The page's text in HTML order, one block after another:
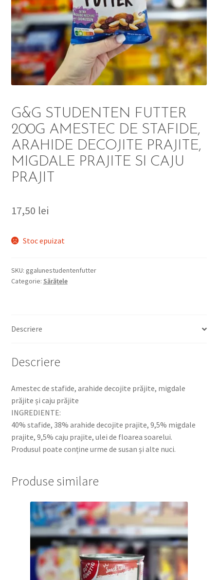
DETERGENT
SOLUȚII CURĂȚENIE
ÎNGRIJIRE
PERSONALĂ
TROLERE
ARTICOLE VOIAJ
G&G STUDENTEN FUTTER
200G AMESTEC DE STAFIDE,
ARAHIDE DECOJITE PRAJITE,
MIGDALE PRAJITE SI CAJU
PRAJIT
17,50 lei
Stoc epuizat
SKU: ggalunestudentenfutter
Categorie: Sărăţele
Descriere
Descriere
Amestec de stafide, arahide decojite prăjite, migdale
prăjite și caju prăjite
INGREDIENTE:
40% stafide, 38% arahide decojite prajite, 9,5% migdale
prajite, 9,5% caju prajite, ulei de floarea soarelui.
Produsul poate conține urme de susan și alte nuci.
Produse similare